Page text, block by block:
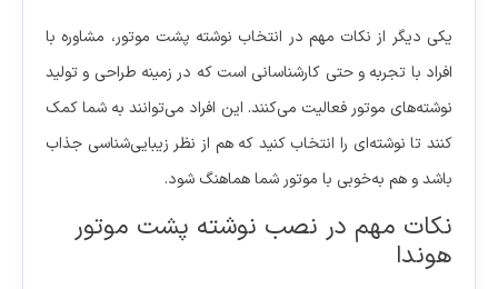
یکی دیگر از نکات مهم در انتخاب نوشته پشت موتور، مشاوره با
افراد با تجربه و حتی کارشناسانی است که در زمینه طراحی و تولید
نوشته‌های موتور فعالیت می‌کنند. این افراد می‌توانند به شما کمک
کنند تا نوشته‌ای را انتخاب کنید که هم از نظر زیبایی‌شناسی جذاب
باشد و هم به‌خوبی با موتور شما هماهنگ شود.
نکات مهم در نصب نوشته پشت موتور
هوندا